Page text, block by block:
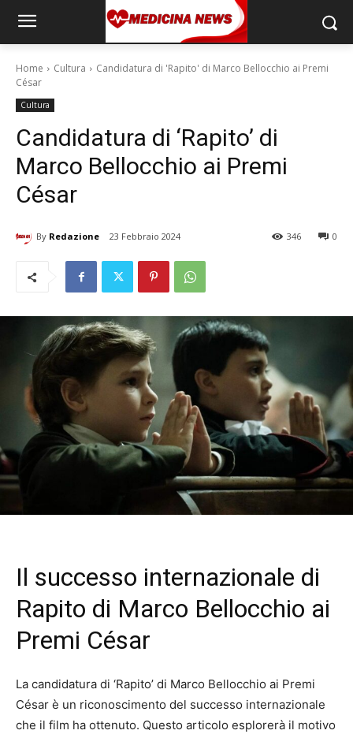
Home Cultura
Candidatura di 'Rapito' di Marco Bellocchio ai Premi
César
Cultura
Candidatura di ‘Rapito’ di
Marco Bellocchio ai Premi
César
By Redazione 23 Febbraio 2024 0
346
Il successo internazionale di
Rapito di Marco Bellocchio ai
Premi César
La candidatura di ‘Rapito’ di Marco Bellocchio ai Premi
César è un riconoscimento del successo internazionale
che il film ha ottenuto. Questo articolo esplorerà il motivo